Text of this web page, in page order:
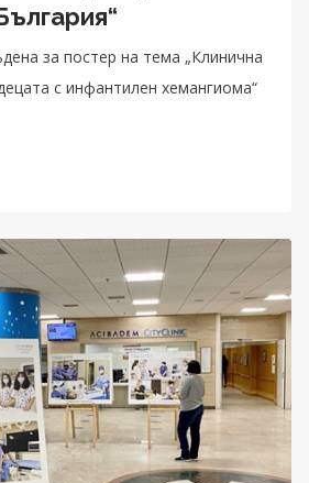
за постер на тема „Клинична
с инфантилен хемангиома“